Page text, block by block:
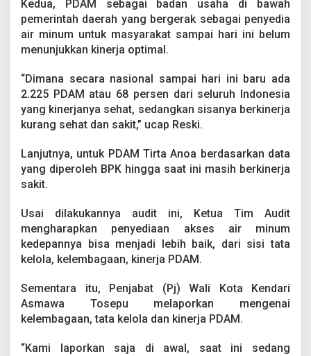
Kedua, PDAM sebagai badan usaha di bawah
pemerintah daerah yang bergerak sebagai penyedia
air minum untuk masyarakat sampai hari ini belum
menunjukkan kinerja optimal.
“Dimana secara nasional sampai hari ini baru ada
2.225 PDAM atau 68 persen dari seluruh Indonesia
yang kinerjanya sehat, sedangkan sisanya berkinerja
kurang sehat dan sakit,” ucap Reski.
Lanjutnya, untuk PDAM Tirta Anoa berdasarkan data
yang diperoleh BPK hingga saat ini masih berkinerja
sakit.
Usai dilakukannya audit ini, Ketua Tim Audit
mengharapkan penyediaan akses air minum
kedepannya bisa menjadi lebih baik, dari sisi tata
kelola, kelembagaan, kinerja PDAM.
Sementara itu, Penjabat (Pj) Wali Kota Kendari
Asmawa Tosepu melaporkan mengenai
kelembagaan, tata kelola dan kinerja PDAM.
“Kami laporkan saja di awal, saat ini sedang